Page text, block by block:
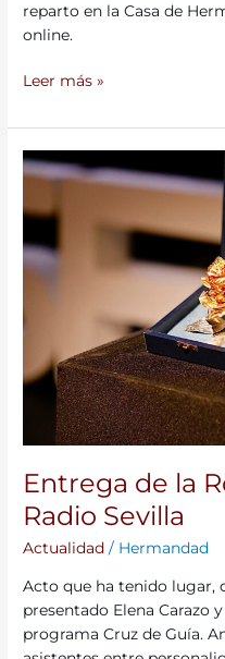
reparto en la Casa de
online.
Leer más »
Entrega de la
Radio Sevilla
Actualidad / Hermandad
Acto que ha tenido lugar,
presentado Elena Carazo
programa Cruz de Guía.
Entrega de la Rosa de
Radio
Sevilla